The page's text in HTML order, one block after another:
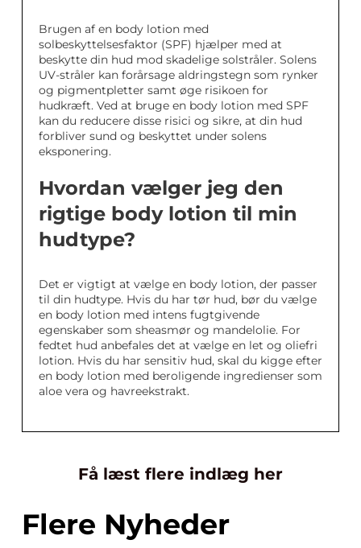
Brugen af en body lotion med
solbeskyttelsesfaktor (SPF) hjælper med at
beskytte din hud mod skadelige solstråler. Solens
UV-stråler kan forårsage aldringstegn som rynker
og pigmentpletter samt øge risikoen for
hudkræft. Ved at bruge en body lotion med SPF
kan du reducere disse risici og sikre, at din hud
forbliver sund og beskyttet under solens
eksponering.
Hvordan vælger jeg den
rigtige body lotion til min
hudtype?
Det er vigtigt at vælge en body lotion, der passer
til din hudtype. Hvis du har tør hud, bør du vælge
en body lotion med intens fugtgivende
egenskaber som sheasmør og mandelolie. For
fedtet hud anbefales det at vælge en let og oliefri
lotion. Hvis du har sensitiv hud, skal du kigge efter
en body lotion med beroligende ingredienser som
aloe vera og havreekstrakt.
Få læst flere indlæg her
Flere Nyheder